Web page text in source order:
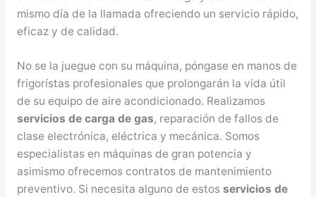
mismo día de la llamada ofreciendo un servicio rápido,
eficaz y de calidad.
No se la juegue con su máquina, póngase en manos de
frigorístas profesionales que prolongarán la vida útil
de su equipo de aire acondicionado. Realizamos
servicios de carga de gas, reparación de fallos de
clase electrónica, eléctrica y mecánica. Somos
especialistas en máquinas de gran potencia y
asimismo ofrecemos contratos de mantenimiento
preventivo. Si necesita alguno de estos servicios de